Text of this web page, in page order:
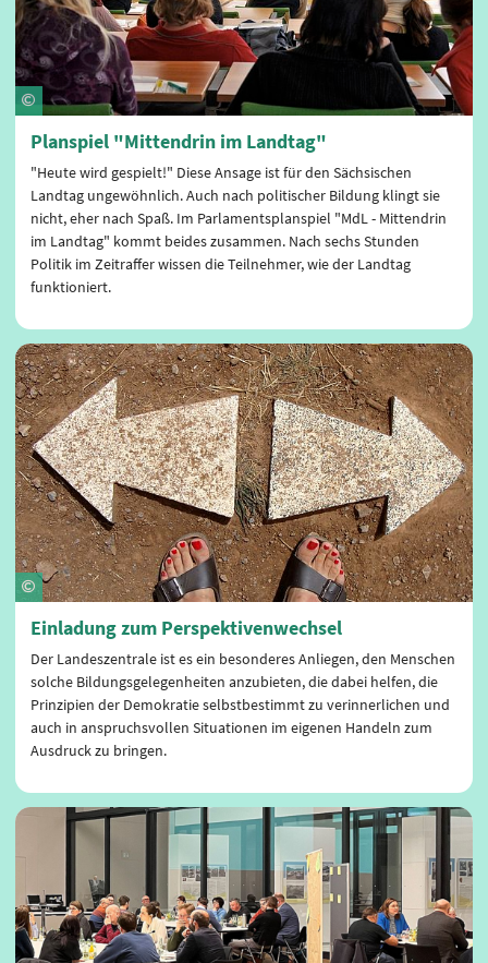
Planspiel "Mittendrin im Landtag"
"Heute wird gespielt!" Diese Ansage ist für den Sächsischen
Landtag ungewöhnlich. Auch nach politischer Bildung klingt sie
nicht, eher nach Spaß. Im Parlamentsplanspiel "MdL - Mittendrin
im Landtag" kommt beides zusammen. Nach sechs Stunden
Politik im Zeitraffer wissen die Teilnehmer, wie der Landtag
funktioniert.
Einladung zum Perspektivenwechsel
Der Landeszentrale ist es ein besonderes Anliegen, den Menschen
solche Bildungsgelegenheiten anzubieten, die dabei helfen, die
Prinzipien der Demokratie selbstbestimmt zu verinnerlichen und
auch in anspruchsvollen Situationen im eigenen Handeln zum
Ausdruck zu bringen.